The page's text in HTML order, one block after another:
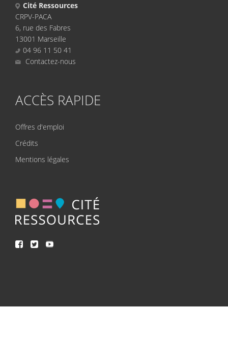
Cité Ressources
CRPV-PACA
6, rue des Fabres
13001 Marseille
04 96 11 50 41
Contactez-nous
ACCÈS RAPIDE
Offres d'emploi
Crédits
Mentions légales